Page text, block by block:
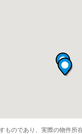
のであり、実際の物件所